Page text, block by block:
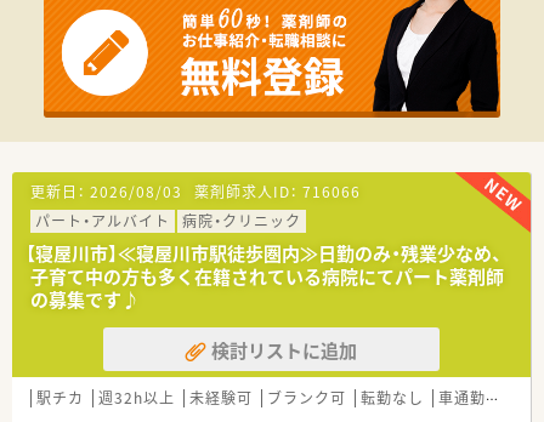
≪こんな方にお勧め≫
産前産後休暇はもちろん、院内に保育室があり安心して子育てし
ながら働きやすい環境です。
職員食堂や退職金制度もございます。
更新日： 2026/08/03 薬剤師求人ID： 716066
パート・アルバイト
病院・クリニック
【寝屋川市】≪寝屋川市駅徒歩圏内≫日勤のみ・残業少なめ、
子育て中の方も多く在籍されている病院にてパート薬剤師
の募集です♪
検討リストに追加
駅チカ 週32h以上 未経験可 ブランク可 転勤なし 車通勤可